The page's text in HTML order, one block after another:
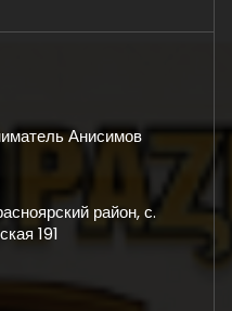
Анисимов
район, с.
191